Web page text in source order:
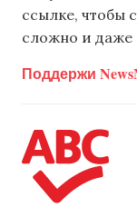
ссылке, чтобы
сложно и даже
Поддержи